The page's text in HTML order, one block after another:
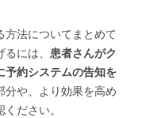
法についてまとめて
には、 患者さんがク
予約システムの告知を
分や、より効果を高め
ださい。